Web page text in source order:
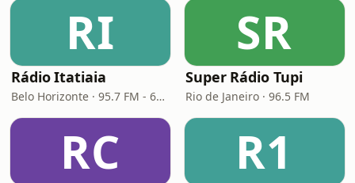
RI
Rádio Itatiaia
Belo Horizonte · 95.7 FM - 610 AM
SR
Super Rádio Tupi
Rio de Janeiro · 96.5 FM
RC R1